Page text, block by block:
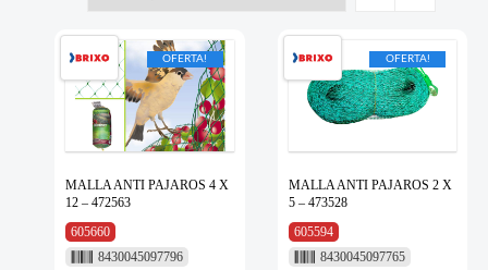
OFERTA!
MALLA ANTI PAJAROS 4 X
12 – 472563
605660
8430045097796
OFERTA!
MALLA ANTI PAJAROS 2 X
5 – 473528
605594
8430045097765